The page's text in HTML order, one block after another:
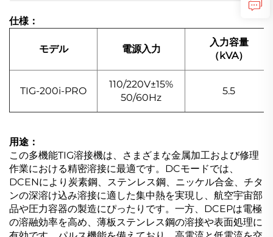
仕様：
モデル 電源入力
入力容量
（kVA）
TIG-200i-PRO
110/220V±15%
50/60Hz
5.5
用途：
この多機能TIG溶接機は、さまざまな金属加工および修理
作業における精密溶接に最適です。DCモードでは、
DCENにより炭素鋼、ステンレス鋼、ニッケル合金、チタ
ンの深溶け込み溶接に適した集中熱を実現し、航空宇宙部
品や圧力容器の製造にぴったりです。一方、DCEPは電極
の溶融効率を高め、薄板ステンレス鋼の溶接や表面処理に